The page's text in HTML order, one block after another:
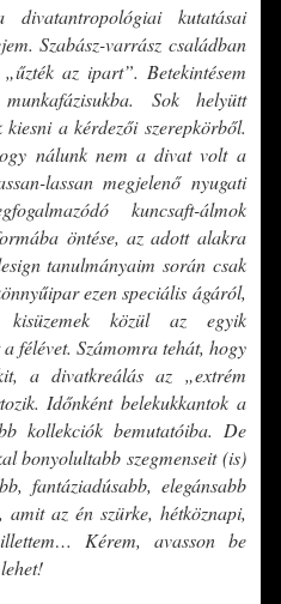
kutatásai
Szabász-varrász családban
az ipart”. Betekintésem
Sok helyütt
a kérdezői szerepkörből.
nálunk nem a divat volt a
lassan megjelenő nyugati
kuncsaft-álmok
öntése, az adott alakra
tanulmányaim során csak
ezen speciális ágáról,
közül az egyik
félévet. Számomra tehát, hogy
a divatkreálás az „extrém
Időnként belekukkantok a
kollekciók bemutatóiba. De
bonyolultabb szegmenseit (is)
fantáziadúsabb, elegánsabb
az én szürke, hétköznapi,
Kérem, avasson be